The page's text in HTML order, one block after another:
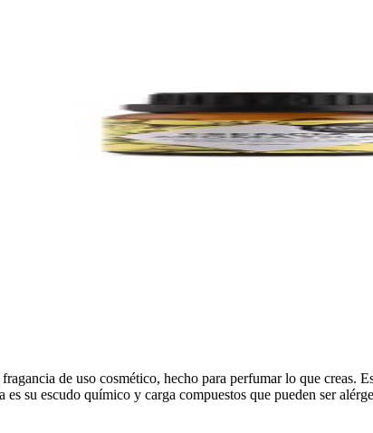
de uso cosmético, hecho para perfumar lo que creas.
su escudo químico y carga compuestos que pueden ser